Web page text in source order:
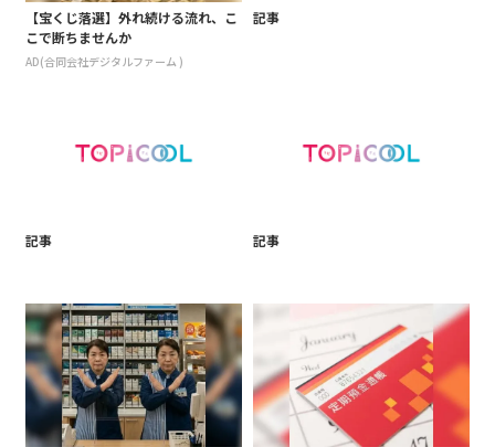
【宝くじ落選】外れ続ける流れ、こ
こで断ちませんか
AD(合同会社デジタルファーム )
記事
記事 記事